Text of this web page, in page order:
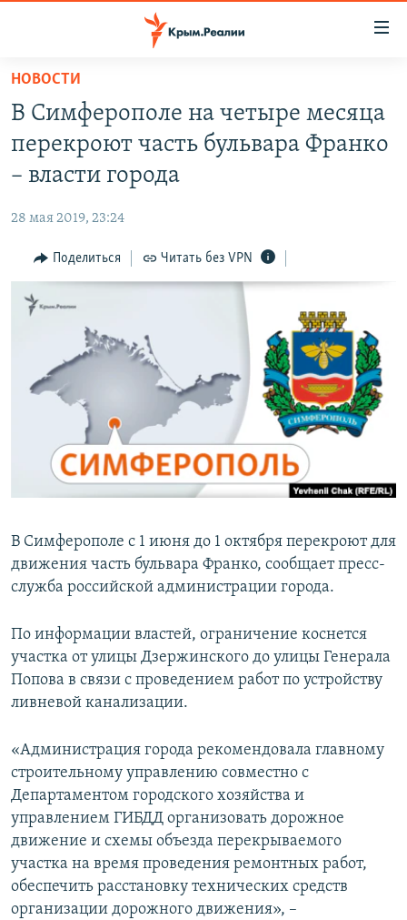
Вернуться
основному
содержанию
Вернутся
главной
Вернутся
поиску
НОВОСТИ
СПЕЦПРОЕКТЫ
11 ЛЕТ ОККУПАЦИИ КРЫМА. 11 ИСТОРИЙ СОПРОТИВЛЕНИЯ
ВОДА
ЕЩЕ
ИНТЕРАКТИВ
ИНФОГРАФИКА
ТЕЛЕПРОЕКТ КРЫМ.РЕАЛИИ
СОВЕТЫ ПРАВОЗАЩИТНИКОВ
ПРОПАВШИЕ БЕЗ ВЕСТИ
ПОБЕДИТЕЛЕЙ НЕ СУДЯТ?
КРЫМ.НЕПОКОРЕННЫЙ
РАДІО СВОБОДА
КАК ОБОЙТИ БЛОКИРОВКУ
Українською
Qırımtatar
ПРИСОЕДИНЯЙТЕСЬ!
Все сайты RFE/RL
НОВОСТИ
В Симферополе на четыре месяца
перекроют часть бульвара Франко
– власти города
28 мая 2019, 23:24
Поделиться Читать без VPN
В Симферополе с 1 июня до 1 октября перекроют для
движения часть бульвара Франко, сообщает пресс-
служба российской администрации города.
По информации властей, ограничение коснется
участка от улицы Дзержинского до улицы Генерала
Попова в связи с проведением работ по устройству
ливневой канализации.
«Администрация города рекомендовала главному
строительному управлению совместно с
Департаментом городского хозяйства и
управлением ГИБДД организовать дорожное
движение и схемы объезда перекрываемого
участка на время проведения ремонтных работ,
обеспечить расстановку технических средств
организации дорожного движения», –